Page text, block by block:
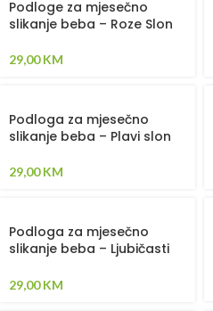
Podloge za mjesečno
slikanje beba – Roze Slon
29,00KM
Podloga za mjesečno
slikanje beba – Plavi slon
29,00KM
Podloga za mjesečno
slikanje beba – Ljubičasti
29,00KM